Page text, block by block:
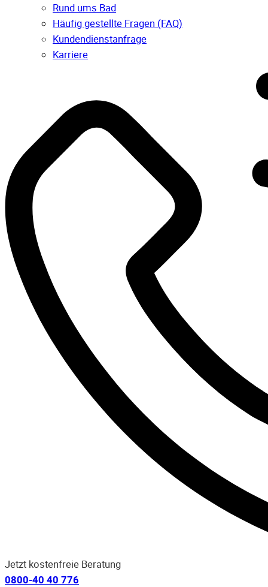
Rund ums Bad
Häufig gestellte Fragen (FAQ)
Kunden­dienst­anfrage
Karriere
Jetzt kostenfreie Beratung
0800-40 40 776